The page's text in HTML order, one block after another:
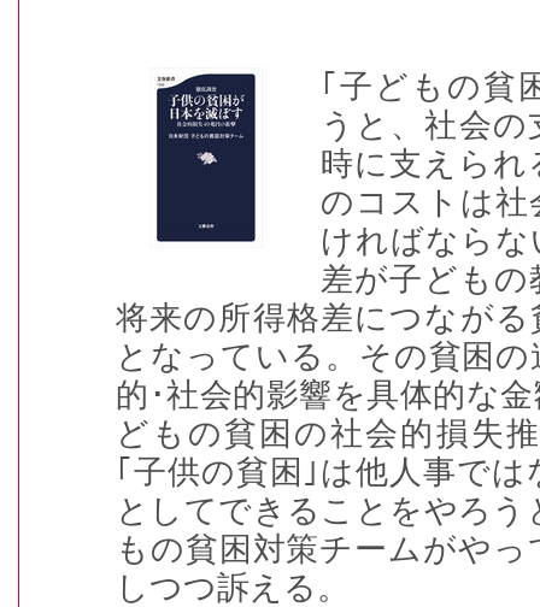
｢子どもの貧
うと、社会
時に支えられ
のコストは社
ければならな
差が子ども
将来の所得格差につなが
となっている。その貧困
的･社会的影響を具体的な
どもの貧困の社会的損失
｢子供の貧困｣は他人事で
としてできることをやろう
もの貧困対策チームがや
しつつ訴える。